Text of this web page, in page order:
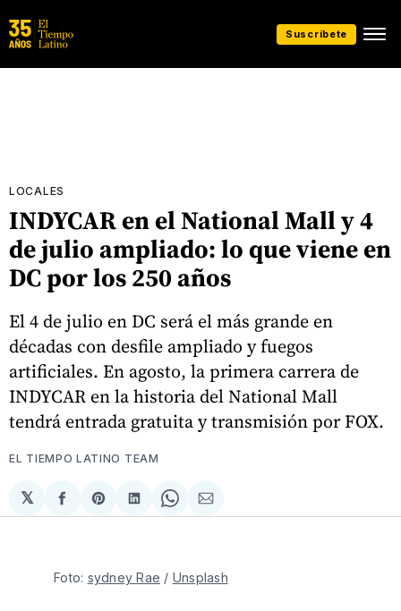
Suscríbete
LOCALES
INDYCAR en el National Mall y 4
de julio ampliado: lo que viene en
DC por los 250 años
El 4 de julio en DC será el más grande en
décadas con desfile ampliado y fuegos
artificiales. En agosto, la primera carrera de
INDYCAR en la historia del National Mall
tendrá entrada gratuita y transmisión por FOX.
EL TIEMPO LATINO TEAM
𝕏
Compartir
en
Share
on
Compartir
en
Share
on
Compartir
via
Foto: sydney Rae / Unsplash